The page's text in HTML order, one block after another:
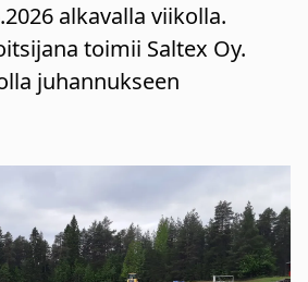
alkavalla viikolla.
toimii Saltex Oy.
juhannukseen